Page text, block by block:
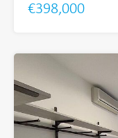
€398,000